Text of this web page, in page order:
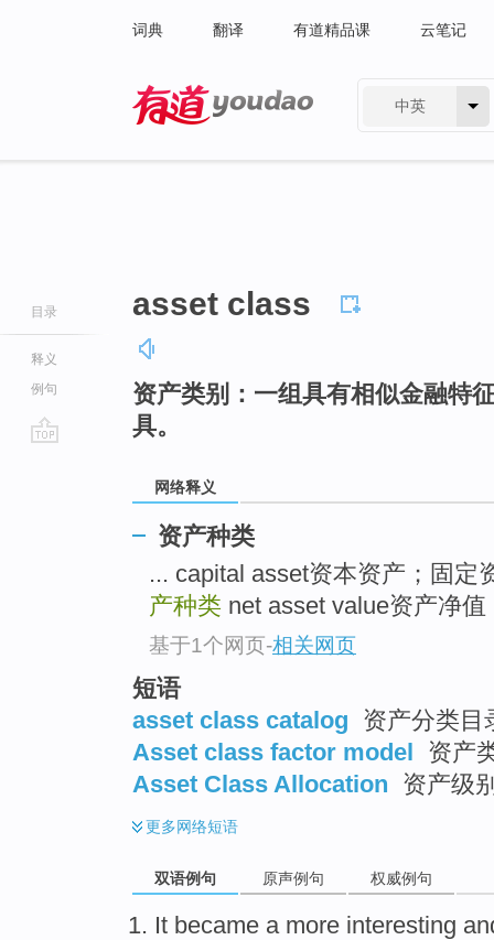
词典 翻译 有道精品课 云笔记
中英
目录
释义
例句
asset class
资产类别：一组具有相似金融特
具。
网络释义
资产种类
... capital asset资本资产；固定
产种类 net asset value资产净
基于1个网页-相关网页
短语
asset class catalog 资产分类目
Asset class factor model 资产
Asset Class Allocation 资产级
更多网络短语
双语例句 原声例句 权威例句
It became a more interesting